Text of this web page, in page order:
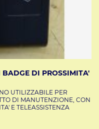
BADGE DI PROSSIMITA'
UTILIZZABILE PER
DI MANUTENZIONE, CON
E TELEASSISTENZA